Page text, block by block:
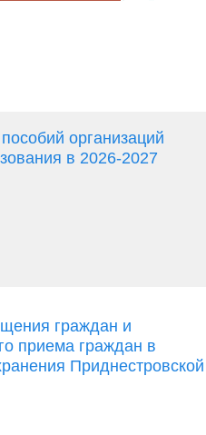
организаций
в 2026-2027
граждан и
приема граждан в
Приднестровской